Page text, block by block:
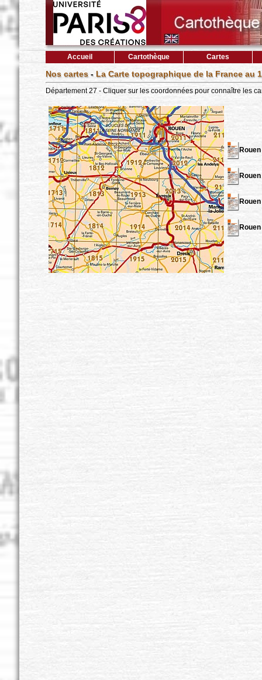
Accueil Cartothèque Cartes
Nos cartes- La Carte topographique de la France au
Département 27 - Cliquer sur les coordonnées pour connaître les